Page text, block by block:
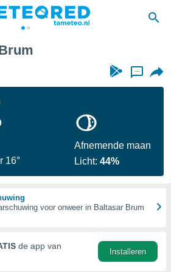
...
16°
Afnemende maan
Licht:44%
voor onweer in Baltasar Brum
de app van
Installeren